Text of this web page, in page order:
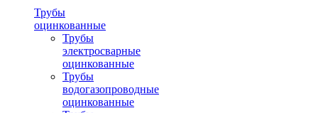
Трубы
оцинкованные
Трубы
электросварные
оцинкованные
Трубы
водогазопроводные
оцинкованные